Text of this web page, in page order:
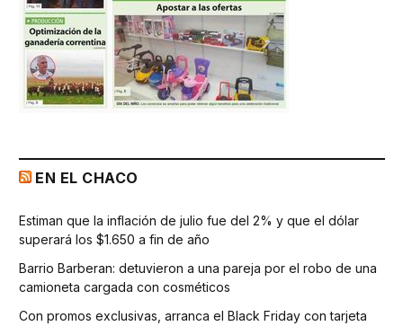
EN EL CHACO
Estiman que la inflación de julio fue del 2% y que el dólar
superará los $1.650 a fin de año
Barrio Barberan: detuvieron a una pareja por el robo de una
camioneta cargada con cosméticos
Con promos exclusivas, arranca el Black Friday con tarjeta